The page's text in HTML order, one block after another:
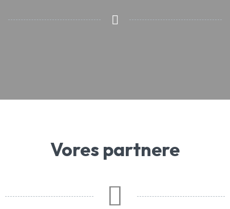
Vores partnere